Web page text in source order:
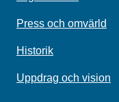
Press och omvärld
Historik
Uppdrag och vision